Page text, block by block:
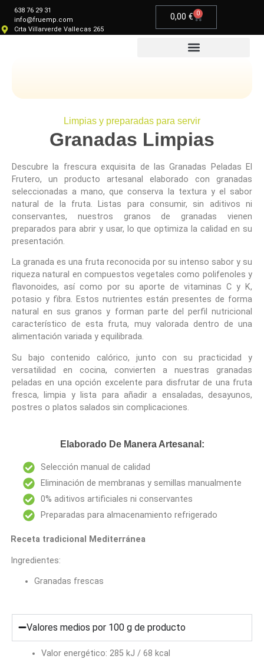
638 76 29 31
info@fruemp.com
Crta Villarverde Vallecas 265
0,00€ 0
Limpias y preparadas para servir
Granadas Limpias
Descubre la frescura exquisita de lasGranadas Peladas El
Frutero, un producto artesanal elaborado con granadas
seleccionadas a mano, que conserva la textura y el sabor
natural de la fruta. Listas para consumir, sin aditivos ni
conservantes, nuestros granos de granadas vienen
preparados para abrir y usar, lo que optimiza la calidad en su
presentación.
La granada es una fruta reconocida por su intenso sabor y su
riqueza natural en compuestos vegetales como polifenoles y
flavonoides, así como por su aporte de vitaminas C y K,
potasio y fibra. Estos nutrientes están presentes de forma
natural en sus granos y forman parte del perfil nutricional
característico de esta fruta, muy valorada dentro de una
alimentación variada y equilibrada.
Su bajo contenido calórico, junto con su practicidad y
versatilidad en cocina, convierten a nuestras granadas
peladas en una opción excelente para disfrutar de una fruta
fresca, limpia y lista para añadir a ensaladas, desayunos,
postres o platos salados sin complicaciones.
Elaborado De Manera Artesanal:
Selección manual de calidad
Eliminación de membranas y semillas manualmente
0% aditivos artificiales ni conservantes
Preparadas para almacenamiento refrigerado
Receta tradicional Mediterránea
Ingredientes:
Granadas frescas
Valores medios por 100 g de producto
Valor energético: 285 kJ / 68 kcal